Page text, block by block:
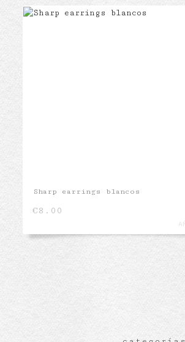
Sharp earrings blancos
€8.00